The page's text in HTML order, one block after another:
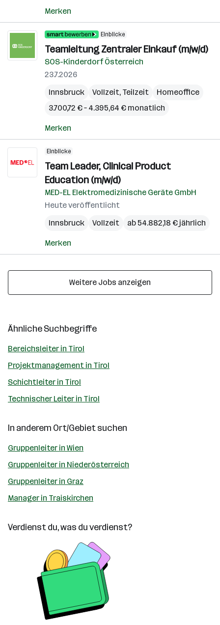
Merken
Einblicke
Teamleitung Zentraler Einkauf (m/w/d)
SOS-Kinderdorf Österreich
23.7.2026
Innsbruck
Vollzeit, Teilzeit
Homeoffice
3.700,72 € – 4.395,64 € monatlich
Merken
Einblicke
Team Leader, Clinical Product
Education (m/w/d)
MED-EL Elektromedizinische Geräte GmbH
Heute veröffentlicht
Innsbruck
Vollzeit ab 54.882,18 € jährlich
Merken
Weitere Jobs anzeigen
Ähnliche Suchbegriffe
Bereichsleiter in Tirol
Projektmanagement in Tirol
Schichtleiter in Tirol
Technischer Leiter in Tirol
In anderem Ort/Gebiet suchen
Gruppenleiter in Wien
Gruppenleiter in Niederösterreich
Gruppenleiter in Graz
Manager in Traiskirchen
Verdienst du, was du verdienst?